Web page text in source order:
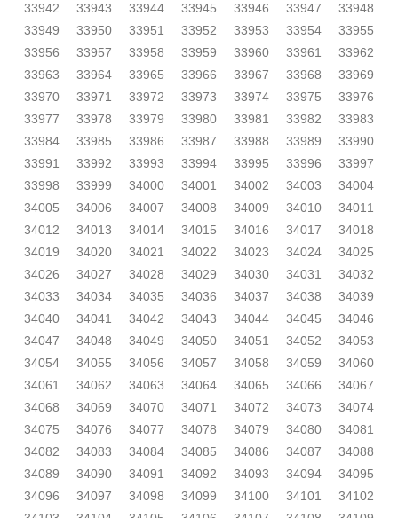
33942
33943 33944 33945 33946 33947
33948
33949
33950 33951 33952 33953 33954
33955
33956
33957 33958 33959 33960 33961
33962
33963
33964 33965 33966 33967 33968
33969
33970
33971 33972 33973 33974 33975
33976
33977
33978 33979 33980 33981 33982
33983
33984
33985 33986 33987 33988 33989
33990
33991
33992 33993 33994 33995 33996
33997
33998
33999 34000 34001 34002 34003
34004
34005
34006 34007 34008 34009 34010
34011
34012
34013 34014 34015 34016 34017
34018
34019
34020 34021 34022 34023 34024
34025
34026
34027 34028 34029 34030 34031
34032
34033
34034 34035 34036 34037 34038
34039
34040
34041 34042 34043 34044 34045
34046
34047
34048 34049 34050 34051 34052
34053
34054
34055 34056 34057 34058 34059
34060
34061
34062 34063 34064 34065 34066
34067
34068
34069 34070 34071 34072 34073
34074
34075
34076 34077 34078 34079 34080
34081
34082
34083 34084 34085 34086 34087
34088
34089
34090 34091 34092 34093 34094
34095
34096
34097 34098 34099 34100 34101
34102